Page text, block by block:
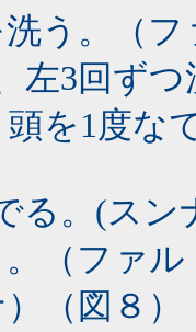
う。（フ
左3回ず
を1度な
る。(スン
（ファ
（図８）